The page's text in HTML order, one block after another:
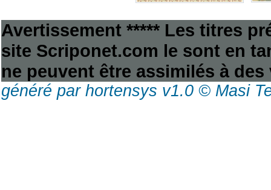
Avertissement ***** Les titres
site Scriponet.com le sont en
ne peuvent être assimilés à
généré par hortensys v1.0 © Masi